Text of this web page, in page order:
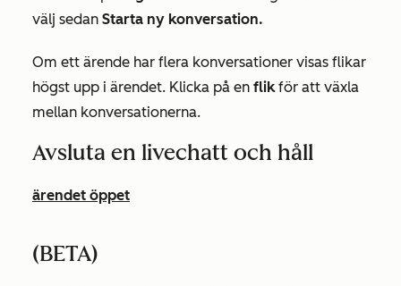
välj sedan Starta ny konversation.
Om ett ärende har flera konversationer visas flikar
högst upp i ärendet. Klicka på en flikför att växla
mellan konversationerna.
Avsluta en livechatt och håll
ärendet öppet
(BETA)